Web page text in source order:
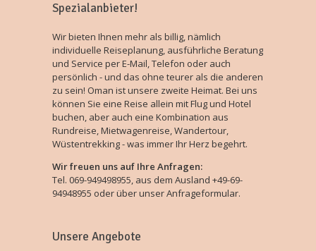
Spezialanbieter!
Wir bieten Ihnen mehr als billig, nämlich
individuelle Reiseplanung, ausführliche Beratung
und Service per E-Mail, Telefon oder auch
persönlich - und das ohne teurer als die anderen
zu sein! Oman ist unsere zweite Heimat. Bei uns
können Sie eine Reise allein mit Flug und Hotel
buchen, aber auch eine Kombination aus
Rundreise, Mietwagenreise, Wandertour,
Wüstentrekking - was immer Ihr Herz begehrt.
Wir freuen uns auf Ihre Anfragen:
Tel. 069-949498955, aus dem Ausland +49-69-
94948955 oder über unser Anfrageformular.
Unsere Angebote